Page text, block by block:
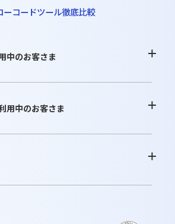
ーコードツール徹底比較
中のお客さま
変更
用中のお客さま